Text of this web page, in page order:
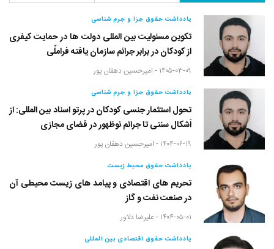
یادداشت حقوق جزا و جرم شناسی
تکوین مسئولیت بین المللی دولت ها در حمایت کیفری
از کودکان در برابر جرائم سازمان یافته فراملّی
۱۴۰۵-۰۳-۰۹ - امیرحسین دهقان پور
یادداشت حقوق جزا و جرم شناسی
تحول استثمار جنسی کودکان در پرتو اسناد بین المللی: از
اَشکال سنتی تا جرائم نوظهور در فضای مجازی
۱۴۰۴-۰۶-۱۹ - امیرحسین دهقان پور
یادداشت حقوق محیط زیست
تحریم های اقتصادی و پیامد های زیست محیطی آن
در صنعت نفت و گاز
۱۴۰۴-۰۵-۰۱ - علیرضا دلاور
یادداشت حقوق اقتصادی بین المللی